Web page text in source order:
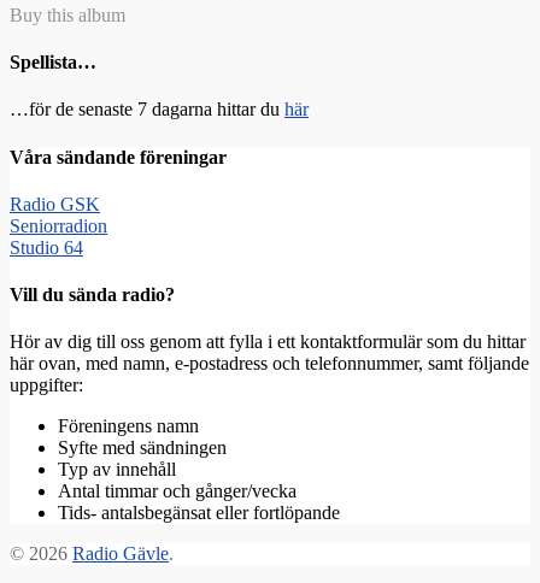
Buy this album
Spellista…
…för de senaste 7 dagarna hittar du här
Våra sändande föreningar
Radio GSK
Seniorradion
Studio 64
Vill du sända radio?
Hör av dig till oss genom att fylla i ett kontaktformulär som du hittar
här ovan, med namn, e-postadress och telefonnummer, samt följande
uppgifter:
Föreningens namn
Syfte med sändningen
Typ av innehåll
Antal timmar och gånger/vecka
Tids- antalsbegänsat eller fortlöpande
© 2026 Radio Gävle.